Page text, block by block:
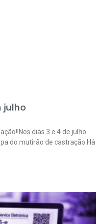
julho
dias 3 e 4 de julho
do mutirão de castração.Há